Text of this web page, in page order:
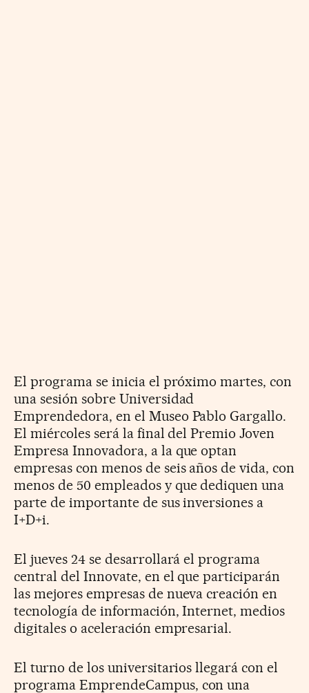
El programa se inicia el próximo martes, con
una sesión sobre Universidad
Emprendedora, en el Museo Pablo Gargallo.
El miércoles será la final del Premio Joven
Empresa Innovadora, a la que optan
empresas con menos de seis años de vida, con
menos de 50 empleados y que dediquen una
parte de importante de sus inversiones a
I+D+i.
El jueves 24 se desarrollará el programa
central del Innovate, en el que participarán
las mejores empresas de nueva creación en
tecnología de información, Internet, medios
digitales o aceleración empresarial.
El turno de los universitarios llegará con el
programa EmprendeCampus, con una